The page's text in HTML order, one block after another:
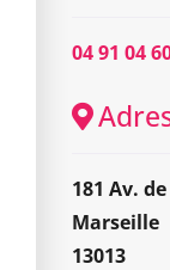
04 91 04
181 Av.
Marseille
13013